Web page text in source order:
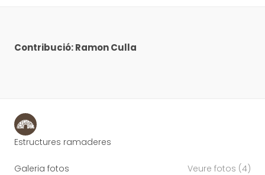
Contribució: Ramon Culla
Estructures ramaderes
Galeria fotos Veure fotos (4)